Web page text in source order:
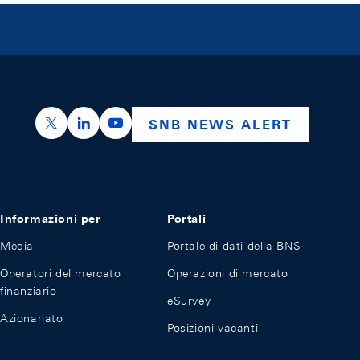
https://x.com/snb_bns
https://ch.linkedin.com/company/swiss-
https://www.youtube.com/
SNB NEWS ALERT
Informazioni per
Media
Operatori del mercato
finanziario
Azionariato
Portali
Portale di dati della BNS
Operazioni di mercato
eSurvey
Posizioni vacanti